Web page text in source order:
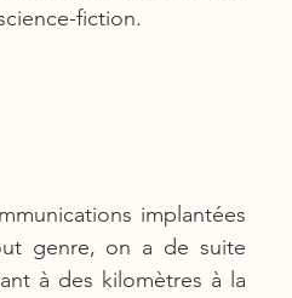
fiction.
implantées
genre, on a de suite
à des kilomètres à la